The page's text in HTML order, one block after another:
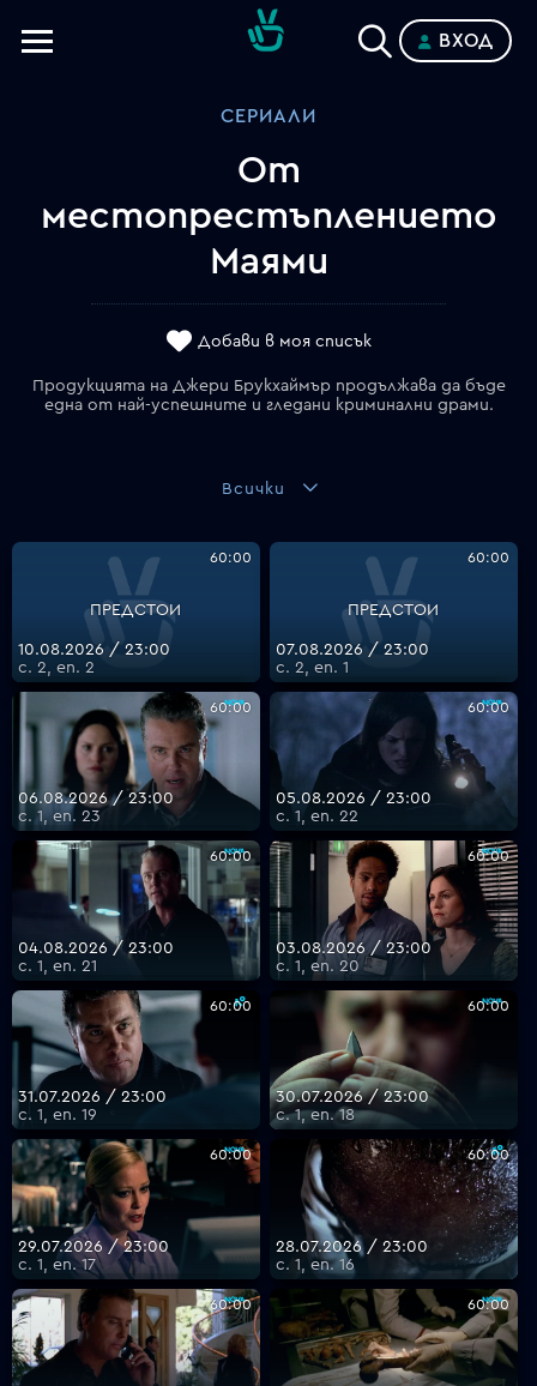
VOYO
ВХОД
СЕРИАЛИ
От
местопрестъплението
Маями
Добави в моя списък
Продукцията на Джери Брукхаймър продължава да бъде
една от най-успешните и гледани криминални драми.
Всички
ПРЕДСТОИ
60:00
10.08.2026 / 23:00
с. 2, еп. 2
ПРЕДСТОИ
60:00
07.08.2026 / 23:00
с. 2, еп. 1
60:00
06.08.2026 / 23:00
с. 1, еп. 23
60:00
05.08.2026 / 23:00
с. 1, еп. 22
60:00
04.08.2026 / 23:00
с. 1, еп. 21
60:00
03.08.2026 / 23:00
с. 1, еп. 20
60:00
31.07.2026 / 23:00
с. 1, еп. 19
60:00
30.07.2026 / 23:00
с. 1, еп. 18
60:00
29.07.2026 / 23:00
с. 1, еп. 17
60:00
28.07.2026 / 23:00
с. 1, еп. 16
60:00 60:00